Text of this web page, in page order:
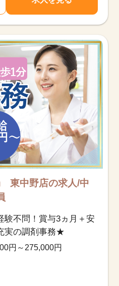
東中野店の求人/中
験不問！賞与3ヵ月＋安
実の調剤事務★
円～275,000円
件を選択